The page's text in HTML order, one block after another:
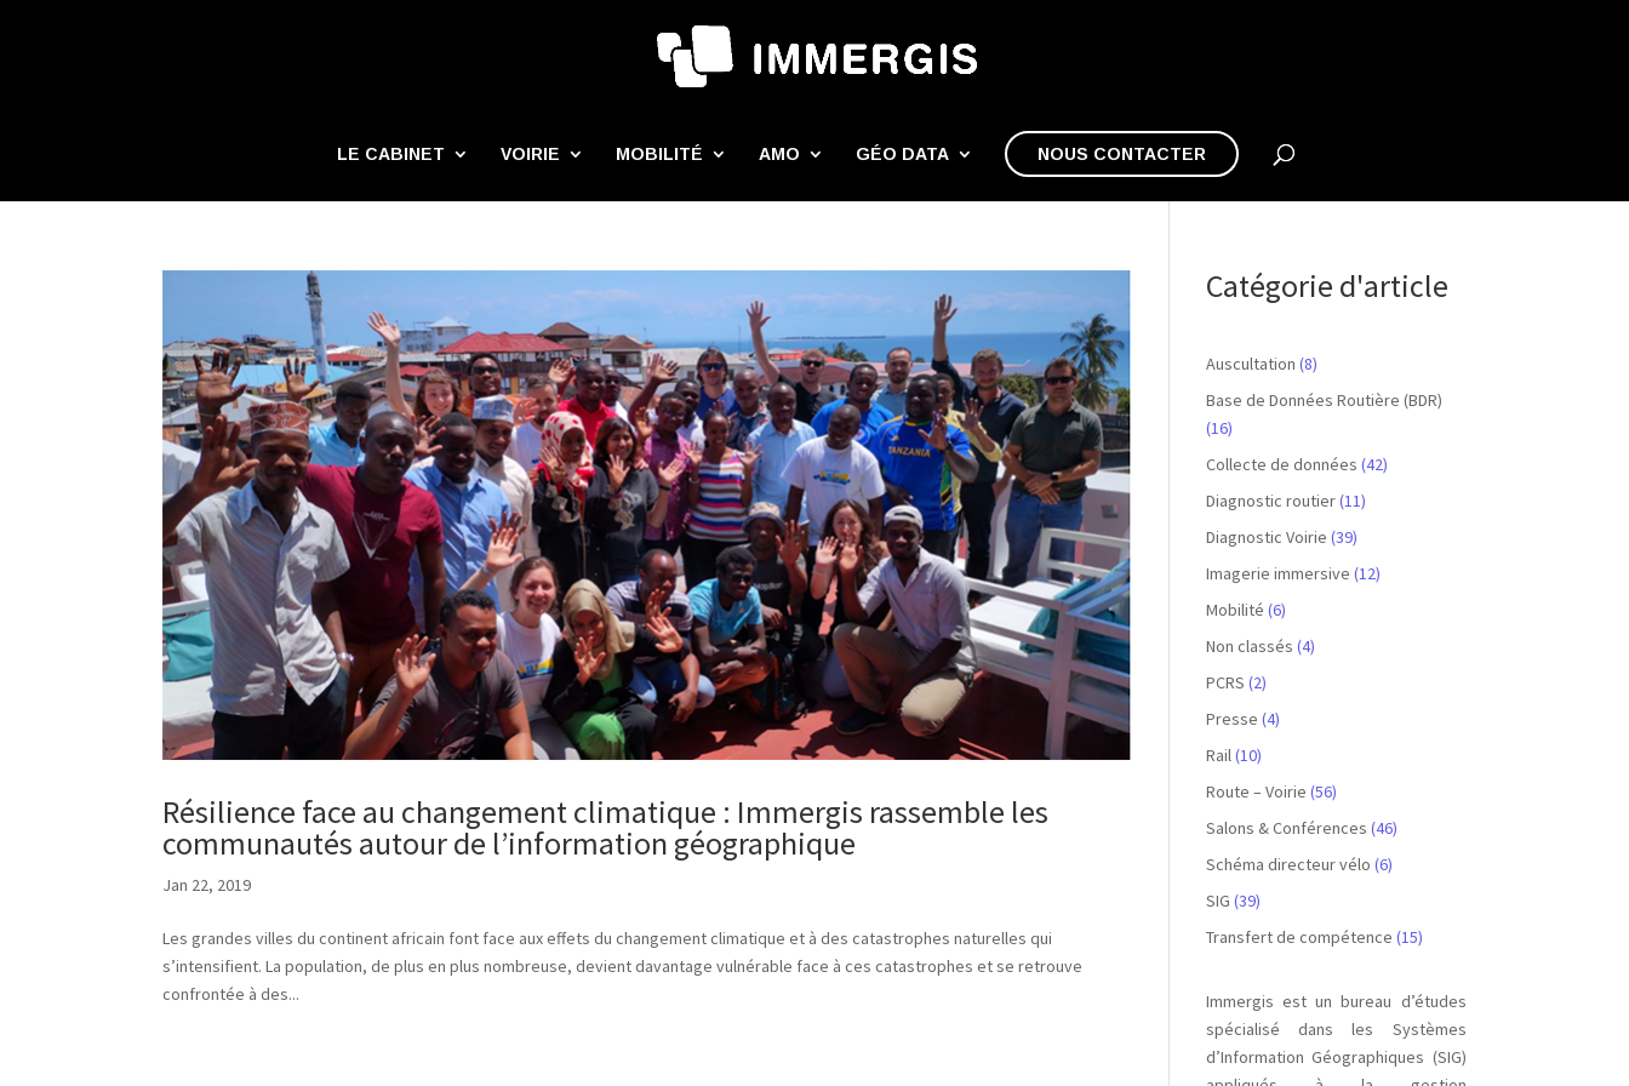
LE CABINET VOIRIE MOBILITÉ AMO GÉO DATA NOUS CONTACTER
Résilience face au changement climatique : Immergis rassemble les
communautés autour de l’information géographique
Jan 22, 2019
Les grandes villes du continent africain font face aux effets du changement climatique et à des catastrophes naturelles qui
s’intensifient. La population, de plus en plus nombreuse, devient davantage vulnérable face à ces catastrophes et se retrouve
confrontée à des...
Catégorie d'article
Auscultation (8)
Base de Données Routière (BDR)
(16)
Collecte de données (42)
Diagnostic routier(11)
Diagnostic Voirie (39)
Imagerie immersive (12)
Mobilité (6)
Non classés (4)
PCRS (2)
Presse (4)
Rail(10)
Route – Voirie (56)
Salons & Conférences (46)
Schéma directeur vélo (6)
SIG (39)
Transfert de compétence (15)
Immergis est un bureau d’études
spécialisé dans les Systèmes
d’Information Géographiques (SIG)